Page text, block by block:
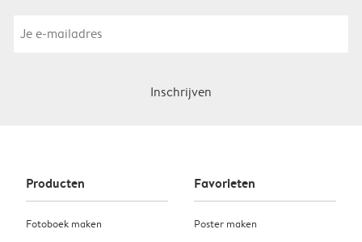
Inschrijven
Producten
Fotoboek maken
Favorieten
Poster maken